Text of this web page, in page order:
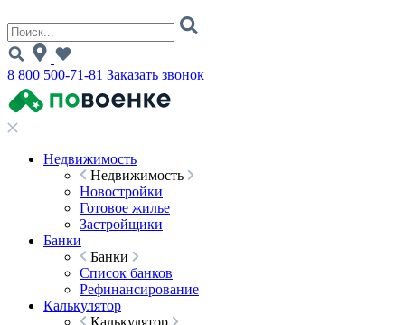
8 800 500-71-81 Заказать звонок
Недвижимость
Недвижимость
Новостройки
Готовое жилье
Застройщики
Банки
Банки
Список банков
Рефинансирование
Калькулятор
Калькулятор